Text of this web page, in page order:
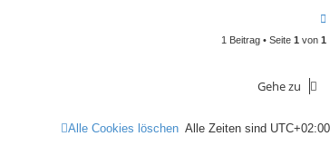
c
1 Beitrag • Seite 1 von 1
Gehe zu
Alle Zeiten sind UTC+02:00
Alle Cookies löschen